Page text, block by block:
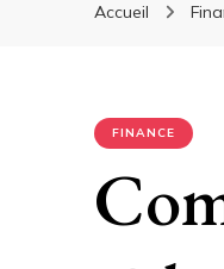
Accueil
FINANCE